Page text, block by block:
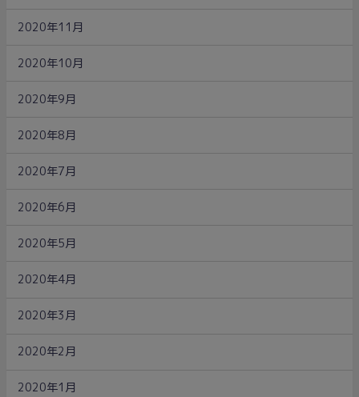
2020年11月
2020年10月
2020年9月
2020年8月
2020年7月
2020年6月
2020年5月
2020年4月
2020年3月
2020年2月
2020年1月